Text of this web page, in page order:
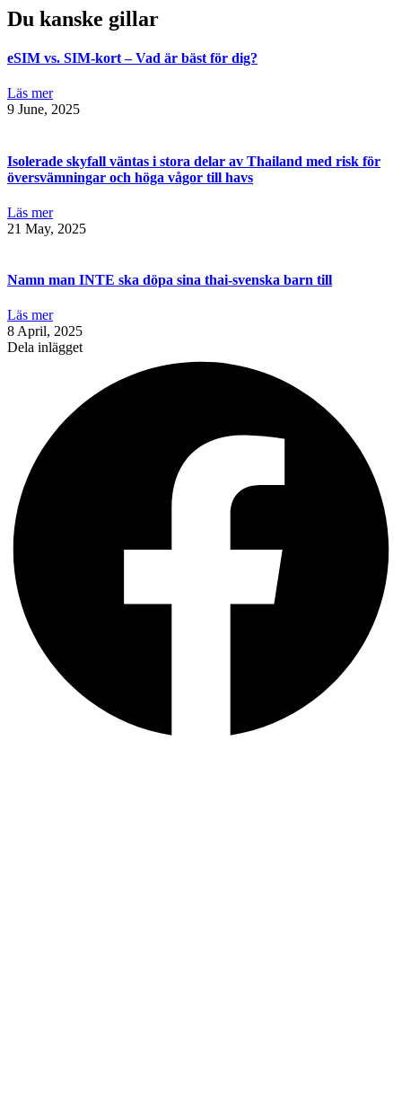
Du kanske gillar
eSIM vs. SIM-kort – Vad är bäst för dig?
Läs mer
9 June, 2025
Isolerade skyfall väntas i stora delar av Thailand med risk för
översvämningar och höga vågor till havs
Läs mer
21 May, 2025
Namn man INTE ska döpa sina thai-svenska barn till
Läs mer
8 April, 2025
Dela inlägget